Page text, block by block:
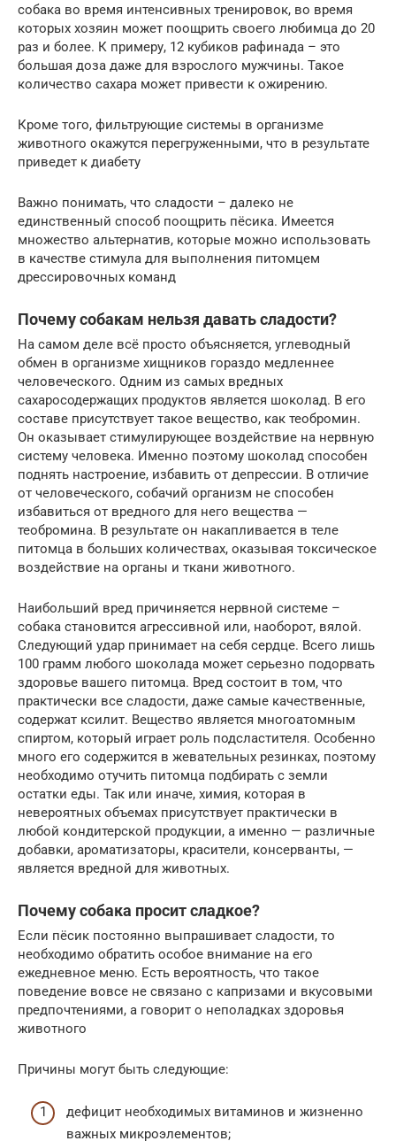
собака во время интенсивных тренировок, во время
которых хозяин может поощрить своего любимца до 20
раз и более. К примеру, 12 кубиков рафинада – это
большая доза даже для взрослого мужчины. Такое
количество сахара может привести к ожирению.
Кроме того, фильтрующие системы в организме
животного окажутся перегруженными, что в результате
приведет к диабету
Важно понимать, что сладости – далеко не
единственный способ поощрить пёсика. Имеется
множество альтернатив, которые можно использовать
в качестве стимула для выполнения питомцем
дрессировочных команд
Почему собакам нельзя давать сладости?
На самом деле всё просто объясняется, углеводный
обмен в организме хищников гораздо медленнее
человеческого. Одним из самых вредных
сахаросодержащих продуктов является шоколад. В его
составе присутствует такое вещество, как теобромин.
Он оказывает стимулирующее воздействие на нервную
систему человека. Именно поэтому шоколад способен
поднять настроение, избавить от депрессии. В отличие
от человеческого, собачий организм не способен
избавиться от вредного для него вещества —
теобромина. В результате он накапливается в теле
питомца в больших количествах, оказывая токсическое
воздействие на органы и ткани животного.
Наибольший вред причиняется нервной системе –
собака становится агрессивной или, наоборот, вялой.
Следующий удар принимает на себя сердце. Всего лишь
100 грамм любого шоколада может серьезно подорвать
здоровье вашего питомца. Вред состоит в том, что
практически все сладости, даже самые качественные,
содержат ксилит. Вещество является многоатомным
спиртом, который играет роль подсластителя. Особенно
много его содержится в жевательных резинках, поэтому
необходимо отучить питомца подбирать с земли
остатки еды. Так или иначе, химия, которая в
невероятных объемах присутствует практически в
любой кондитерской продукции, а именно — различные
добавки, ароматизаторы, красители, консерванты, —
является вредной для животных.
Почему собака просит сладкое?
Если пёсик постоянно выпрашивает сладости, то
необходимо обратить особое внимание на его
ежедневное меню. Есть вероятность, что такое
поведение вовсе не связано с капризами и вкусовыми
предпочтениями, а говорит о неполадках здоровья
животного
Причины могут быть следующие:
дефицит необходимых витаминов и жизненно
важных микроэлементов;